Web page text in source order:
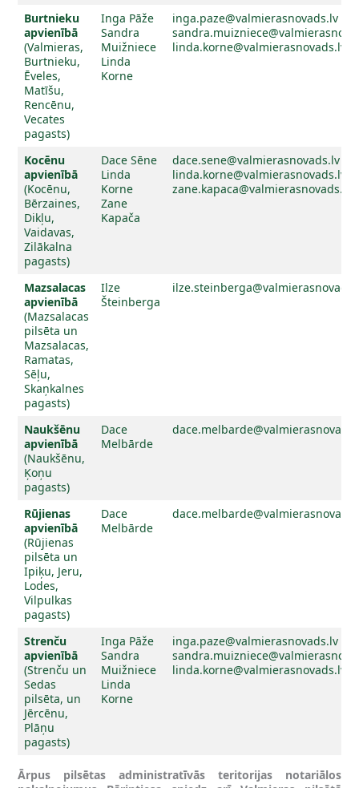
Burtnieku
apvienībā
(Valmieras,
Burtnieku,
Ēveles,
Matīšu,
Rencēnu,
Vecates
pagasts)
Inga Pāže
Sandra
Muižniece
Linda
Korne
inga.paze@valmierasnovads.lv
linda.korne@valmierasnovads.lv
Kocēnu
apvienībā
(Kocēnu,
Bērzaines,
Dikļu,
Vaidavas,
Zilākalna
pagasts)
Dace Sēne
Linda
Korne
Zane
Kapača
dace.sene@valmierasnovads.lv
linda.korne@valmierasnovads.lv
zane.kapaca@valmierasnovads.lv
Mazsalacas
apvienībā
(Mazsalacas
pilsēta un
Mazsalacas,
Ramatas,
Sēļu,
Skaņkalnes
pagasts)
Ilze
Šteinberga
Naukšēnu
apvienībā
(Naukšēnu,
Ķoņu
pagasts)
Dace
Melbārde
Rūjienas
apvienībā
(Rūjienas
pilsēta un
Ipiķu, Jeru,
Lodes,
Vilpulkas
pagasts)
Dace
Melbārde
Strenču
apvienībā
(Strenču un
Sedas
pilsēta, un
Jērcēnu,
Plāņu
pagasts)
Inga Pāže
Sandra
Muižniece
Linda
Korne
inga.paze@valmierasnovads.lv
linda.korne@valmierasnovads.lv
Ārpus pilsētas administratīvās teritorijas notariālos